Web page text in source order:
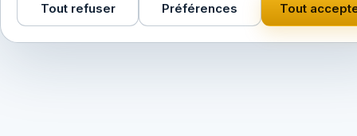
Tout refuser Préférences Tout